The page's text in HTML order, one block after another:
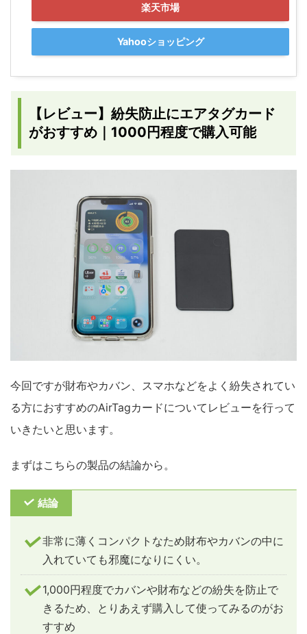
楽天市場
Yahooショッピング
【レビュー】紛失防止にエアタグカード
がおすすめ｜1000円程度で購入可能
今回ですが財布やカバン、スマホなどをよく紛失されてい
る方におすすめのAirTagカードについてレビューを行って
いきたいと思います。
まずはこちらの製品の結論から。
結論
非常に薄くコンパクトなため財布やカバンの中に
入れていても邪魔になりにくい。
1,000円程度でカバンや財布などの紛失を防止で
きるため、とりあえず購入して使ってみるのがお
すすめ